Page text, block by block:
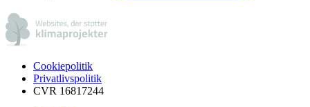
Cookiepolitik
Privatlivspolitik
CVR 16817244